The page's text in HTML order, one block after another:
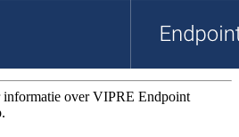
informatie over VIPRE Endpoint